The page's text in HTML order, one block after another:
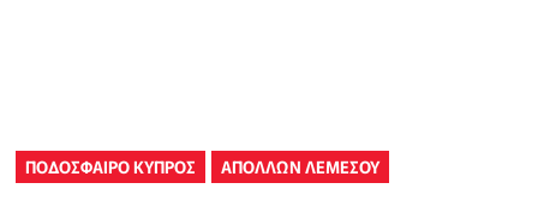
ΠΟΔΟΣΦΑΙΡΟ ΚΥΠΡΟΣ ΑΠΟΛΛΩΝ ΛΕΜΕΣΟΥ